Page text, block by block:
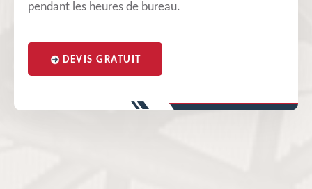
pendant les heures de bureau.
DEVIS GRATUIT